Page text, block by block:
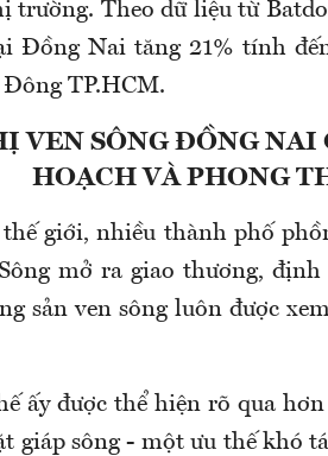
trường. Theo dữ liệu từ
Đồng Nai tăng 21% tính
TP.HCM.
VEN SÔNG ĐỒNG
HOẠCH VÀ PHONG
giới, nhiều thành phố
mở ra giao thương,
sản ven sông luôn được
ấy được thể hiện rõ qua
giáp sông - một ưu thế khó